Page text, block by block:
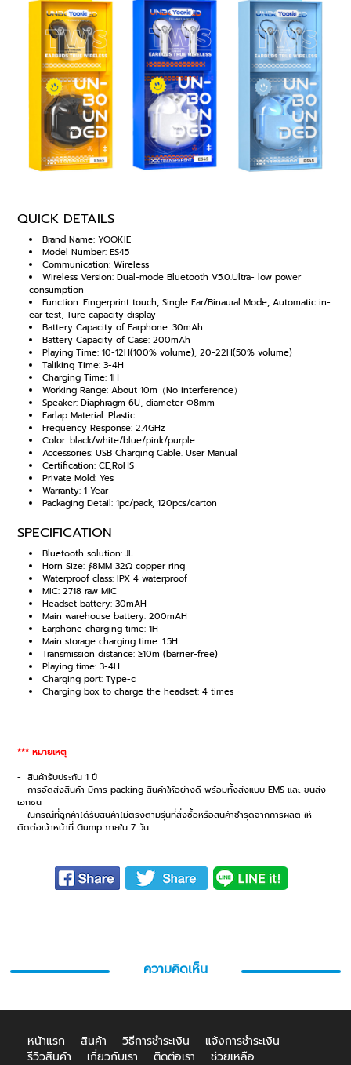
QUICK DETAILS
Brand Name: YOOKIE
Model Number: ES45
Communication: Wireless
Wireless Version: Dual-mode Bluetooth V5.0.Ultra- low power
consumption
Function: Fingerprint touch, Single Ear/Binaural Mode, Automatic in-
ear test, Ture capacity display
Battery Capacity of Earphone: 30mAh
Battery Capacity of Case: 200mAh
Playing Time: 10-12H(100% volume), 20-22H(50% volume)
Taliking Time: 3-4H
Charging Time: 1H
Working Range: About 10m（No interference）
Speaker: Diaphragm 6U, diameter Φ8mm
Earlap Material: Plastic
Frequency Response: 2.4GHz
Color: black/white/blue/pink/purple
Accessories: USB Charging Cable. User Manual
Certification: CE,RoHS
Private Mold: Yes
Warranty: 1 Year
Packaging Detail: 1pc/pack, 120pcs/carton
SPECIFICATION
Bluetooth solution: JL
Horn Size: ∮8MM 32Ω copper ring
Waterproof class: IPX 4 waterproof
MIC: 2718 raw MIC
Headset battery: 30mAH
Main warehouse battery: 200mAH
Earphone charging time: 1H
Main storage charging time: 1.5H
Transmission distance: ≥10m (barrier-free)
Playing time: 3-4H
Charging port: Type-c
Charging box to charge the headset: 4 times
*** หมายเหตุ
- สินค้ารับประกัน 1 ปี
- การจัดส่งสินค้า มีการ packing สินค้าให้อย่างดี พร้อมทั้งส่งแบบ EMS และ ขนส่ง
เอกชน
- ในกรณีที่ลูกค้าได้รับสินค้าไม่ตรงตามรุ่นที่สั่งซื้อหรือสินค้าชำรุดจากการผลิต ให้
ติดต่อเจ้าหน้าที่ Gump ภายใน 7 วัน
ความคิดเห็น
หน้าแรก สินค้า วิธีการชำระเงิน
แจ้งการชำระเงิน
รีวิวสินค้า
เกี่ยวกับเรา ติดต่อเรา ช่วยเหลือ